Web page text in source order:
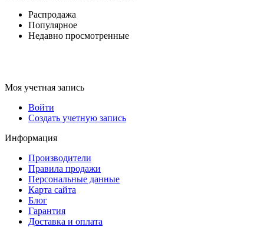
Распродажа
Популярное
Недавно просмотренные
Моя учетная запись
Войти
Создать учетную запись
Информация
Производители
Правила продажи
Персональные данные
Карта сайта
Блог
Гарантия
Доставка и оплата